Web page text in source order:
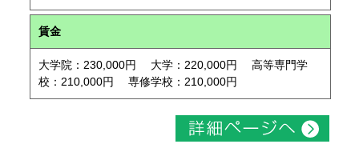
賃金
大学院：230,000円 大学：220,000円 高等専門学
校：210,000円 専修学校：210,000円